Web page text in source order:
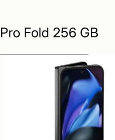
Fold 256 GB